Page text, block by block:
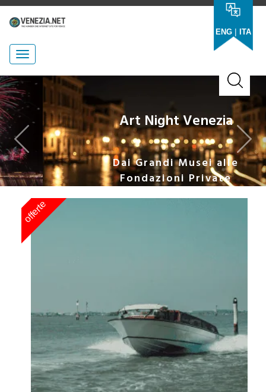
ENG | ITA
Art Night Venezia
Dai Grandi Musei alle
Fondazioni Private
Previous
offerte